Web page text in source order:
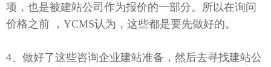
项，也是被建站公司作为报价的一部分。所以在询问
价格之前 ，YCMS认为，这些都是要先做好的。
4、做好了这些咨询企业建站准备，然后去寻找建站公